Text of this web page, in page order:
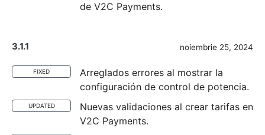
de V2C Payments.
3.1.1 noiembrie 25, 2024
FIXED
Arreglados errores al mostrar la
configuración de control de potencia.
UPDATED
Nuevas validaciones al crear tarifas en
V2C Payments.